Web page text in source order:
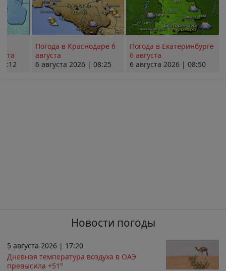
Погода в Краснодаре 6
августа
6 августа 2026 | 08:25
Погода в Екатеринбурге
6 августа
6 августа 2026 | 08:50
Новости погоды
5 августа 2026 | 17:20
Дневная температура воздуха в ОАЭ
превысила +51°